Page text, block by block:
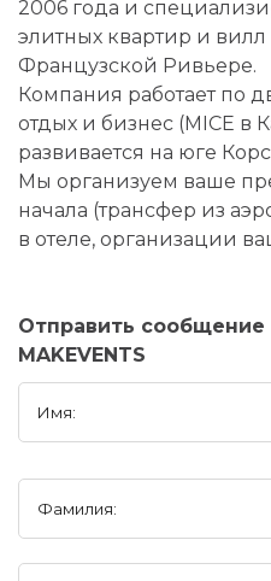
2006 года и
элитных квартир и
Французской Ривьере.
Компания работает по
отдых и бизнес (MICE в
развивается на юге
Мы организуем ваше
начала (трансфер из
в отеле, организации
Отправить
MAKEVENTS
Имя:
Фамилия: